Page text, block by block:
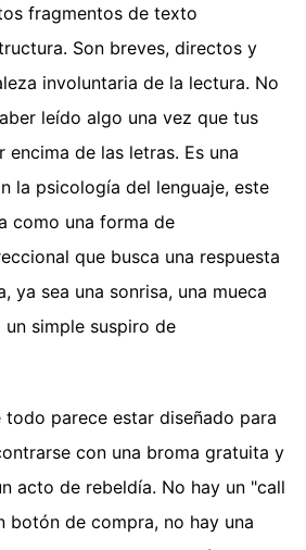
fragmentos de texto
Son breves, directos y
involuntaria de la lectura. No
leído algo una vez que tus
de las letras. Es una
la psicología del lenguaje, este
como una forma de
que busca una respuesta
ya sea una sonrisa, una mueca
simple suspiro de
todo parece estar diseñado para
con una broma gratuita y
acto de rebeldía. No hay un "call
botón de compra, no hay una